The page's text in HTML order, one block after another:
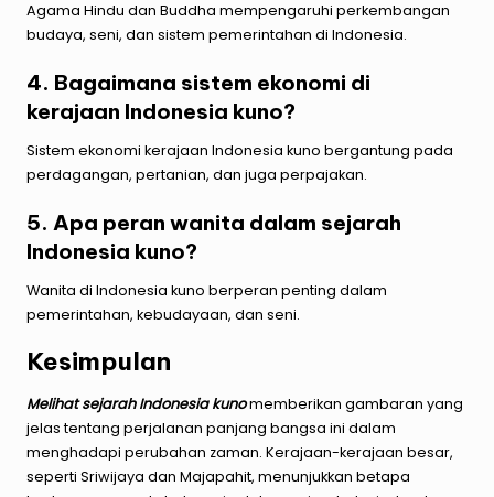
Agama Hindu dan Buddha mempengaruhi perkembangan
budaya, seni, dan sistem pemerintahan di Indonesia.
4. Bagaimana sistem ekonomi di
kerajaan Indonesia kuno?
Sistem ekonomi kerajaan Indonesia kuno bergantung pada
perdagangan, pertanian, dan juga perpajakan.
5. Apa peran wanita dalam sejarah
Indonesia kuno?
Wanita di Indonesia kuno berperan penting dalam
pemerintahan, kebudayaan, dan seni.
Kesimpulan
Melihat sejarah Indonesia kunomemberikan gambaran yang
jelas tentang perjalanan panjang bangsa ini dalam
menghadapi perubahan zaman. Kerajaan-kerajaan besar,
seperti Sriwijaya dan Majapahit, menunjukkan betapa